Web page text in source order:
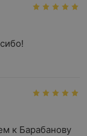
к Барабанову